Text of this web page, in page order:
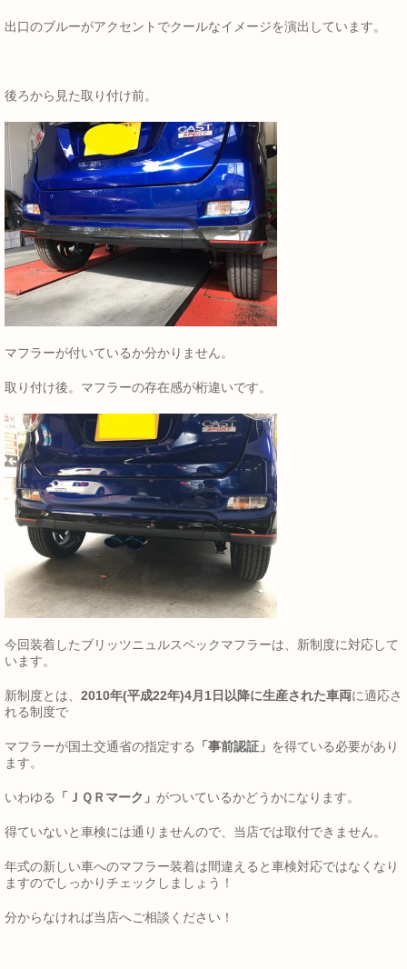
出口のブルーがアクセントでクールなイメージを演出しています。
後ろから見た取り付け前。
マフラーが付いているか分かりません。
取り付け後。マフラーの存在感が桁違いです。
今回装着したブリッツニュルスペックマフラーは、新制度に対応して
います。
新制度とは、 2010年(平成22年)4月1日以降に生産された車両に適応さ
れる制度で
マフラーが国土交通省の指定する 「事前認証」 を得ている必要があり
ます。
いわゆる 「ＪＱＲマーク」 がついているかどうかになります。
得ていないと車検には通りませんので、当店では取付できません。
年式の新しい車へのマフラー装着は間違えると車検対応ではなくなり
ますのでしっかりチェックしましょう！
分からなければ当店へご相談ください！